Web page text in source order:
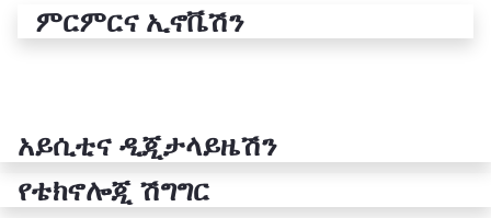
ምርምርና ኢኖቬሽን
አይሲቲና ዲጂታላይዜሽን
የቴክኖሎጂ ሽግግር